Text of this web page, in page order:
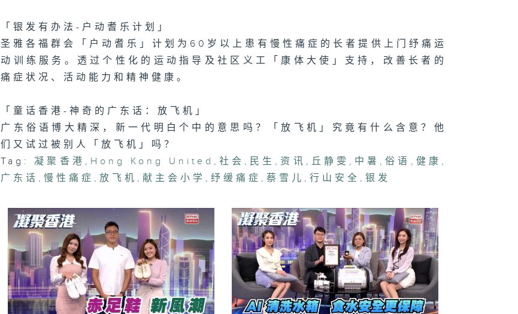
「银发有办法-户动耆乐计划」
圣雅各福群会「户动耆乐」计划为60岁以上患有慢性痛症的长者提供上门纾痛运
动训练服务。透过个性化的运动指导及社区义工「康体大使」支持，改善长者的
痛症状况、活动能力和精神健康。
「童话香港-神奇的广东话：放飞机」
广东俗语博大精深，新一代明白个中的意思吗？「放飞机」究竟有什么含意？他
们又试过被别人「放飞机」吗？
Tag:
凝聚香港 , Hong Kong United , 社会 , 民生 , 资讯 , 丘静雯 , 中暑 ,俗语 , 健康 ,
广东话 ,慢性痛症 ,放飞机 ,献主会小学 ,纾缓痛症 ,蔡雪儿 ,行山安全 ,银发